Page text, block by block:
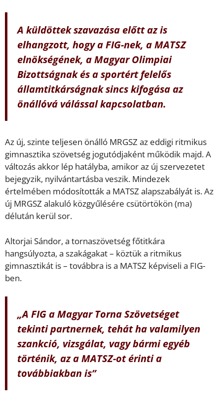
A küldöttek szavazása előtt az is
elhangzott, hogy a FIG-nek, a MATSZ
elnökségének, a Magyar Olimpiai
Bizottságnak és a sportért felelős
államtitkárságnak sincs kifogása az
önállóvá válással kapcsolatban.
Az új, szinte teljesen önálló MRGSZ az eddigi ritmikus
gimnasztika szövetség jogutódjaként működik majd. A
változás akkor lép hatályba, amikor az új szervezetet
bejegyzik, nyilvántartásba veszik. Mindezek
értelmében módosították a MATSZ alapszabályát is. Az
új MRGSZ alakuló közgyűlésére csütörtökön (ma)
délután kerül sor.
Altorjai Sándor, a tornaszövetség főtitkára
hangsúlyozta, a szakágakat – köztük a ritmikus
gimnasztikát is – továbbra is a MATSZ képviseli a FIG-
ben.
„A FIG a Magyar Torna Szövetséget
tekinti partnernek, tehát ha valamilyen
szankció, vizsgálat, vagy bármi egyéb
történik, az a MATSZ-ot érinti a
továbbiakban is”